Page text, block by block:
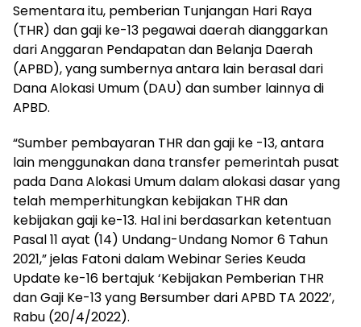
Sementara itu, pemberian Tunjangan Hari Raya
(THR) dan gaji ke-13 pegawai daerah dianggarkan
dari Anggaran Pendapatan dan Belanja Daerah
(APBD), yang sumbernya antara lain berasal dari
Dana Alokasi Umum (DAU) dan sumber lainnya di
APBD.
“Sumber pembayaran THR dan gaji ke -13, antara
lain menggunakan dana transfer pemerintah pusat
pada Dana Alokasi Umum dalam alokasi dasar yang
telah memperhitungkan kebijakan THR dan
kebijakan gaji ke-13. Hal ini berdasarkan ketentuan
Pasal 11 ayat (14) Undang-Undang Nomor 6 Tahun
2021,” jelas Fatoni dalam Webinar Series Keuda
Update ke-16 bertajuk ‘Kebijakan Pemberian THR
dan Gaji Ke-13 yang Bersumber dari APBD TA 2022’,
Rabu (20/4/2022).